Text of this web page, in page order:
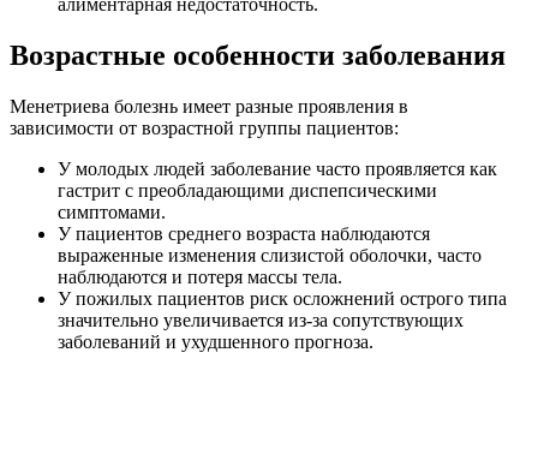
алиментарная недостаточность.
Возрастные особенности заболевания
Менетриева болезнь имеет разные проявления в
зависимости от возрастной группы пациентов:
У молодых людей заболевание часто проявляется как
гастрит с преобладающими диспепсическими
симптомами.
У пациентов среднего возраста наблюдаются
выраженные изменения слизистой оболочки, часто
наблюдаются и потеря массы тела.
У пожилых пациентов риск осложнений острого типа
значительно увеличивается из-за сопутствующих
заболеваний и ухудшенного прогноза.